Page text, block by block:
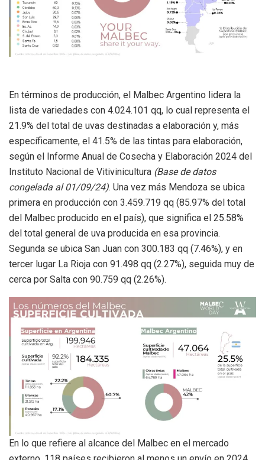
En términos de producción, el Malbec Argentino lidera la
lista de variedades con 4.024.101 qq, lo cual representa el
21.9% del total de uvas destinadas a elaboración y, más
específicamente, el 41.5% de las tintas para elaboración,
según el Informe Anual de Cosecha y Elaboración 2024 del
Instituto Nacional de Vitivinicultura (Base de datos
congelada al 01/09/24). Una vez más Mendoza se ubica
primera en producción con 3.459.719 qq (85.97% del total
del Malbec producido en el país), que significa el 25.58%
del total general de uva producida en esa provincia.
Segunda se ubica San Juan con 300.183 qq (7.46%), y en
tercer lugar La Rioja con 91.498 qq (2.27%), seguida muy de
cerca por Salta con 90.759 qq (2.26%).
En lo que refiere al alcance del Malbec en el mercado